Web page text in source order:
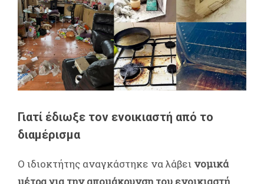
Γιατί έδιωξε τον ενοικιαστή από το
διαμέρισμα
Ο ιδιοκτήτης αναγκάστηκε να λάβει νομικά
μέτρα για την απομάκρυνση του ενοικιαστή